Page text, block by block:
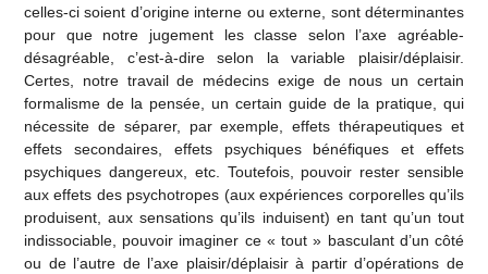
celles-ci soient d’origine interne ou externe, sont déterminantes
pour que notre jugement les classe selon l’axe agréable-
désagréable, c’est-à-dire selon la variable plaisir/déplaisir.
Certes, notre travail de médecins exige de nous un certain
formalisme de la pensée, un certain guide de la pratique, qui
nécessite de séparer, par exemple, effets thérapeutiques et
effets secondaires, effets psychiques bénéfiques et effets
psychiques dangereux, etc. Toutefois, pouvoir rester sensible
aux effets des psychotropes (aux expériences corporelles qu’ils
produisent, aux sensations qu’ils induisent) en tant qu’un tout
indissociable, pouvoir imaginer ce « tout » basculant d’un côté
ou de l’autre de l’axe plaisir/déplaisir à partir d’opérations de